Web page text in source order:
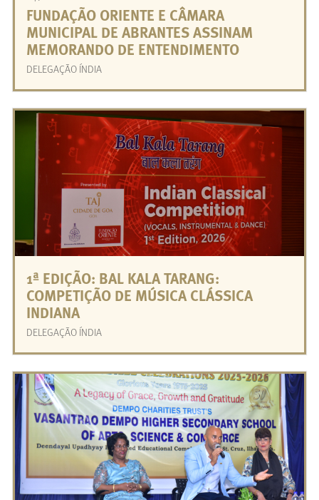
FUNDAÇÃO ORIENTE E CÂMARA
MUNICIPAL DE ABRANTES ASSINAM
MEMORANDO DE ENTENDIMENTO
DELEGAÇÃO ÍNDIA
1ª EDIÇÃO: BAL KALA TARANG:
COMPETIÇÃO DE MÚSICA CLÁSSICA
INDIANA
DELEGAÇÃO ÍNDIA